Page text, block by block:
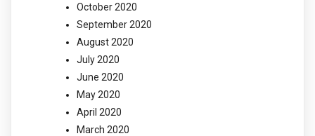
October 2020
September 2020
August 2020
July 2020
June 2020
May 2020
April 2020
March 2020